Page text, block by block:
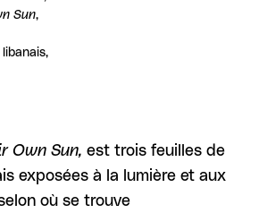
Sun,
Own Sun, est trois feuilles de
exposées à la lumière et aux
où se trouve